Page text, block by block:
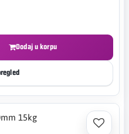
Dodaj u korpu